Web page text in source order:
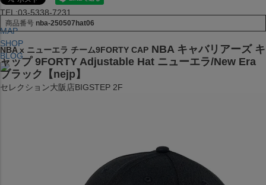
TEL:03-5338-7231
MAP
SHOP
BLOG
セレクション大阪店BIGSTEP 2F
商品番号 nba-250507hat06
NBA x ニューエラ チーム9FORTY CAP NBA キャバリアーズ キ
ャップ 9FORTY Adjustable Hat ニューエラ/New Era
ブラック【nejp】